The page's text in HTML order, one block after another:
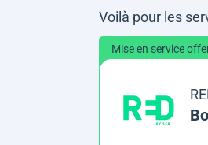
Voilà pour les
Mise en service